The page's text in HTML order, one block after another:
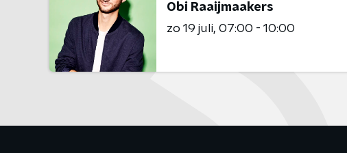
Obi Raaijmaakers
zo 19 juli 07:00 - 10:00